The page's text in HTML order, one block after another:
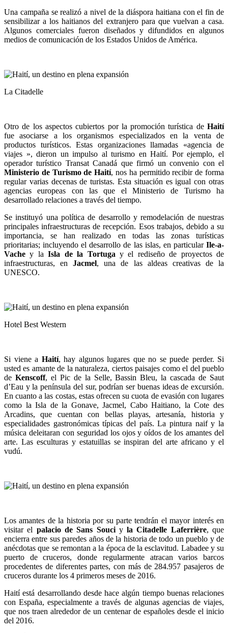
Una campaña se realizó a nivel de la diáspora haitiana con el fin de
sensibilizar a los haitianos del extranjero para que vuelvan a casa.
Algunos comerciales fueron diseñados y difundidos en algunos
medios de comunicación de los Estados Unidos de América.
La Citadelle
Otro de los aspectos cubiertos por la promoción turística de Haití
fue asociarse a los organismos especializados en la venta de
productos turísticos. Estas organizaciones llamadas «agencia de
viajes », dieron un impulso al turismo en Haití. Por ejemplo, el
operador turístico Transat Canadá que firmó un convenio con el
Ministerio de Turismo de Haití, nos ha permitido recibir de forma
regular varias decenas de turistas. Esta situación es igual con otras
agencias europeas con las que el Ministerio de Turismo ha
desarrollado relaciones a través del tiempo.
Se instituyó una política de desarrollo y remodelación de nuestras
principales infraestructuras de recepción. Esos trabajos, debido a su
importancia, se han realizado en todas las zonas turísticas
prioritarias; incluyendo el desarrollo de las islas, en particular Ile-a-
Vache y laIsla de la Tortugay el rediseño de proyectos de
infraestructuras, enJacmel, una de las aldeas creativas de la
UNESCO.
Hotel Best Western
Si viene a Haití, hay algunos lugares que no se puede perder. Si
usted es amante de la naturaleza, ciertos paisajes como el del pueblo
de Kenscoff, el Pic de la Selle, Bassin Bleu, la cascada de Saut
d’Eau y la península del sur, podrían ser buenas ideas de excursión.
En cuanto a las costas, estas ofrecen su cuota de evasión con lugares
como la Isla de la Gonave, Jacmel, Cabo Haitiano, la Cote des
Arcadins, que cuentan con bellas playas, artesanía, historia y
especialidades gastronómicas típicas del país. La pintura naif y la
música deleitaran con seguridad los ojos y oídos de los amantes del
arte. Las esculturas y estatuillas se inspiran del arte africano y el
vudú.
Los amantes de la historia por su parte tendrán el mayor interés en
visitar el palacio de Sans Souciyla Citadelle Laferrière, que
encierra entre sus paredes años de la historia de todo un pueblo y de
anécdotas que se remontan a la época de la esclavitud. Labadee y su
puerto de cruceros, donde regularmente atracan varios barcos
procedentes de diferentes partes, con más de 284.957 pasajeros de
cruceros durante los 4 primeros meses de 2016.
Haití está desarrollando desde hace algún tiempo buenas relaciones
con España, especialmente a través de algunas agencias de viajes,
que nos traen alrededor de un centenar de españoles desde el inicio
del 2016.